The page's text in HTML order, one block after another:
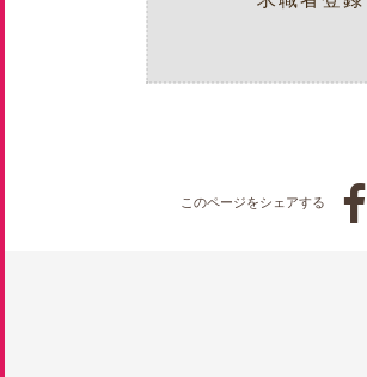
このページをシェアする 